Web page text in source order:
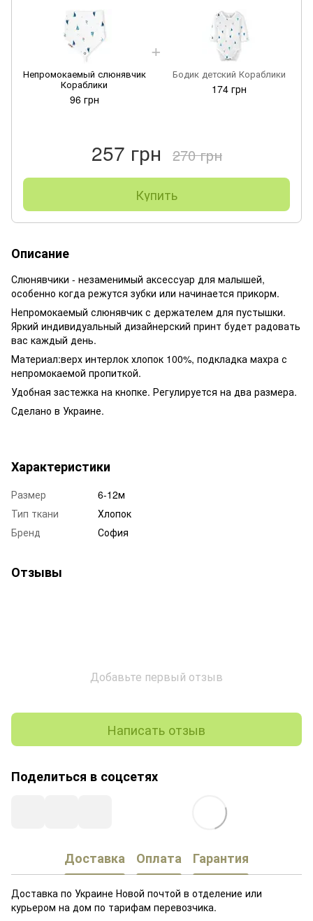
Непромокаемый слюнявчик
Кораблики
96 грн
Бодик детский Кораблики
174 грн
257 грн 270 грн
Купить
Описание
Слюнявчики - незаменимый аксессуар для малышей,
особенно когда режутся зубки или начинается прикорм.
Непромокаемый слюнявчик с держателем для пустышки.
Яркий индивидуальный дизайнерский принт будет радовать
вас каждый день.
Материал:верх интерлок хлопок 100%, подкладка махра с
непромокаемой пропиткой.
Удобная застежка на кнопке. Регулируется на два размера.
Сделано в Украине.
Характеристики
Размер
6-12м
Тип ткани
Хлопок
Бренд
София
Отзывы
Добавьте первый отзыв
Написать отзыв
Поделиться в соцсетях
Доставка Оплата Гарантия
Доставка по Украине Новой почтой в отделение или
курьером на дом по тарифам перевозчика.